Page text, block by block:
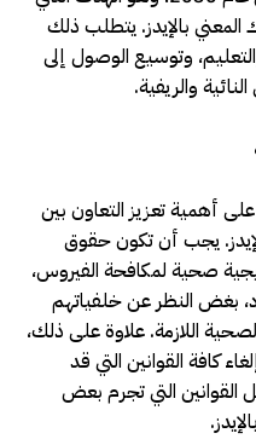
المعني بالإيدز. يتطلب ذلك
وتوسيع الوصول إلى
والريفية.
أهمية تعزيز التعاون بين
يجب أن تكون حقوق
صحية لمكافحة الفيروس،
بغض النظر عن خلفياتهم
اللازمة. علاوة على ذلك،
كافة القوانين التي قد
القوانين التي تجرم بعض